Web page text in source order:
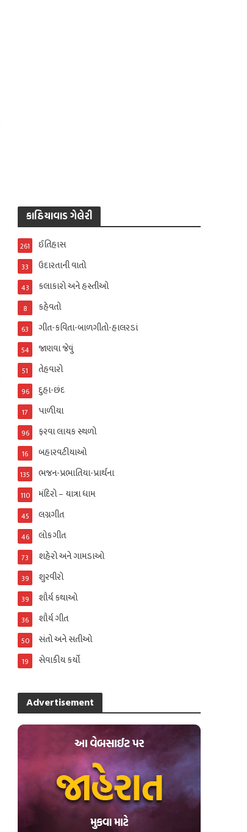
કાઠિયાવાડ ગેલેરી
ઈતિહાસ
261
ઉદારતાની વાતો
33
કલાકારો અને હસ્તીઓ
43
કહેવતો
8
ગીત-કવિતા-બાળગીતો-હાલરડાં
63
જાણવા જેવું
54
તેહવારો
51
દુહા-છંદ
96
પાળીયા
17
ફરવા લાયક સ્થળો
96
બહારવટીયાઓ
16
ભજન-પ્રભાતિયા-પ્રાર્થના
135
મંદિરો – યાત્રા ધામ
110
લગ્નગીત
45
લોકગીત
46
શહેરો અને ગામડાઓ
73
શુરવીરો
39
શૌર્ય કથાઓ
39
શૌર્ય ગીત
36
સંતો અને સતીઓ
50
સેવાકીય કર્યો
19
Advertisement